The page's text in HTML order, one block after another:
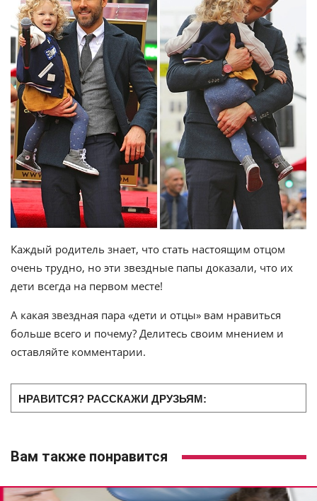
Каждый родитель знает, что стать настоящим отцом
очень трудно, но эти звездные папы доказали, что их
дети всегда на первом месте!
А какая звездная пара «дети и отцы» вам нравиться
больше всего и почему? Делитесь своим мнением и
оставляйте комментарии.
НРАВИТСЯ? РАССКАЖИ ДРУЗЬЯМ:
Вам также понравится